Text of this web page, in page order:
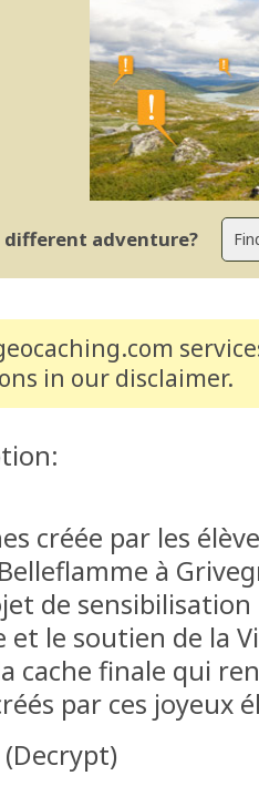
adventure?
in our disclaimer.
créée par les
à
de
et le soutien de la
cache finale qui
par ces joyeux
(Decrypt)